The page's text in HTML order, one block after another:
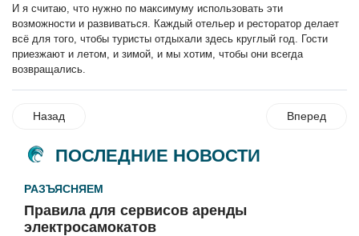
И я считаю, что нужно по максимуму использовать эти
возможности и развиваться. Каждый отельер и ресторатор делает
всё для того, чтобы туристы отдыхали здесь круглый год. Гости
приезжают и летом, и зимой, и мы хотим, чтобы они всегда
возвращались
Назад Вперед
ПОСЛЕДНИЕ НОВОСТИ
РАЗЪЯСНЯЕМ
Правила для сервисов аренды
электросамокатов